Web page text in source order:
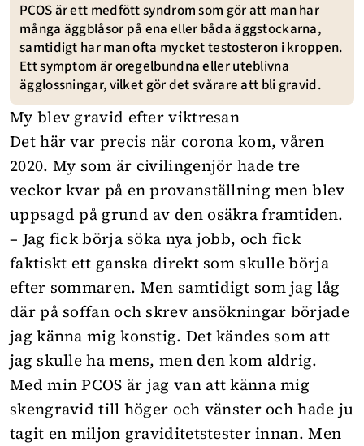
PCOS är ett medfött syndrom som gör att man har
många äggblåsor på ena eller båda äggstockarna,
samtidigt har man ofta mycket testosteron i kroppen.
Ett symptom är oregelbundna eller uteblivna
ägglossningar, vilket gör det svårare att bli gravid.
My blev gravid efter viktresan
Det här var precis när corona kom, våren
2020. My som är civilingenjör hade tre
veckor kvar på en provanställning men blev
uppsagd på grund av den osäkra framtiden.
– Jag fick börja söka nya jobb, och fick
faktiskt ett ganska direkt som skulle börja
efter sommaren. Men samtidigt som jag låg
där på soffan och skrev ansökningar började
jag känna mig konstig. Det kändes som att
jag skulle ha mens, men den kom aldrig.
Med min PCOS är jag van att känna mig
skengravid till höger och vänster och hade ju
tagit en miljon graviditetstester innan. Men